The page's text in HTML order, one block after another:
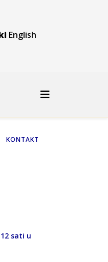
English
KONTAKT
sati u